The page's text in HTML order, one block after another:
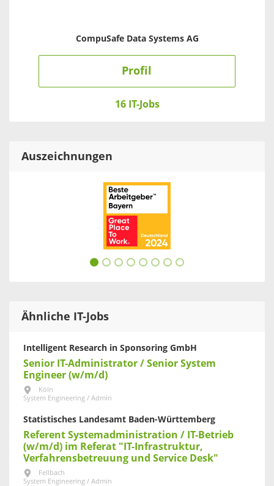
CompuSafe Data Systems AG
Profil
16 IT-Jobs
Auszeichnungen
Ähnliche IT-Jobs
Intelligent Research in Sponsoring GmbH
Senior IT-Administrator / Senior System
Engineer (w/m/d)
Köln
System Engineering / Admin
Statistisches Landesamt Baden-Württemberg
Referent Systemadministration / IT-Betrieb
(w/m/d) im Referat "IT-Infrastruktur,
Verfahrensbetreuung und Service Desk"
Fellbach
System Engineering / Admin